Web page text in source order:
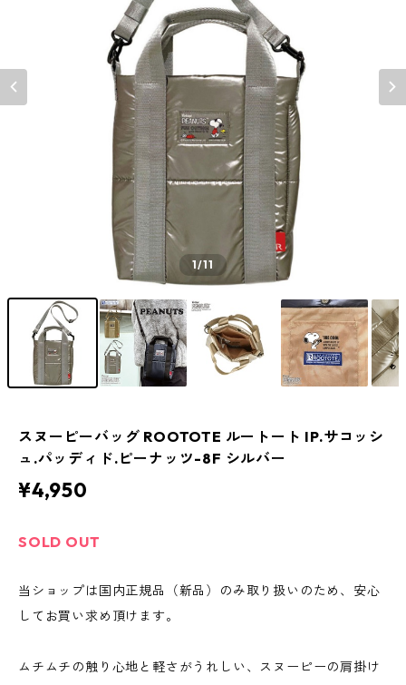
1/11
スヌーピーバッグ ROOTOTE ルートート IP.サコッシ
ュ.パッディド.ピーナッツ-8F シルバー
¥4,950
SOLD OUT
当ショップは国内正規品（新品）のみ取り扱いのため、安心
してお買い求め頂けます。
ムチムチの触り心地と軽さがうれしい、スヌーピーの肩掛け